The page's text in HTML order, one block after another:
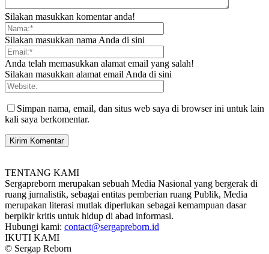
Silakan masukkan komentar anda!
Silakan masukkan nama Anda di sini
Anda telah memasukkan alamat email yang salah!
Silakan masukkan alamat email Anda di sini
Simpan nama, email, dan situs web saya di browser ini untuk lain
kali saya berkomentar.
TENTANG KAMI
Sergapreborn merupakan sebuah Media Nasional yang bergerak di
ruang jurnalistik, sebagai entitas pemberian ruang Publik, Media
merupakan literasi mutlak diperlukan sebagai kemampuan dasar
berpikir kritis untuk hidup di abad informasi.
Hubungi kami: contact@sergapreborn.id
IKUTI KAMI
© Sergap Reborn